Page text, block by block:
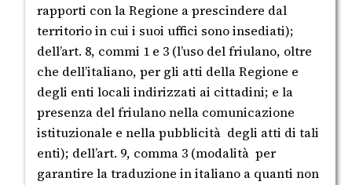
rapporti con la Regione a prescindere dal
territorio in cui i suoi uffici sono insediati);
dell’art. 8, commi 1 e 3 (l’uso del friulano, oltre
che dell’italiano, per gli atti della Regione e
degli enti locali indirizzati ai cittadini; e la
presenza del friulano nella comunicazione
istituzionale e nella pubblicità degli atti di tali
enti); dell’art. 9, comma 3 (modalità per
garantire la traduzione in italiano a quanti non